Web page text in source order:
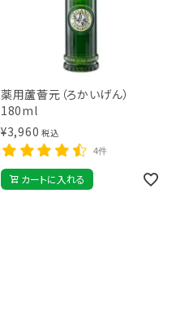
薬用蘆薈元（ろかいげん）
180ml
¥3,960 税込
4件
カートに入れる